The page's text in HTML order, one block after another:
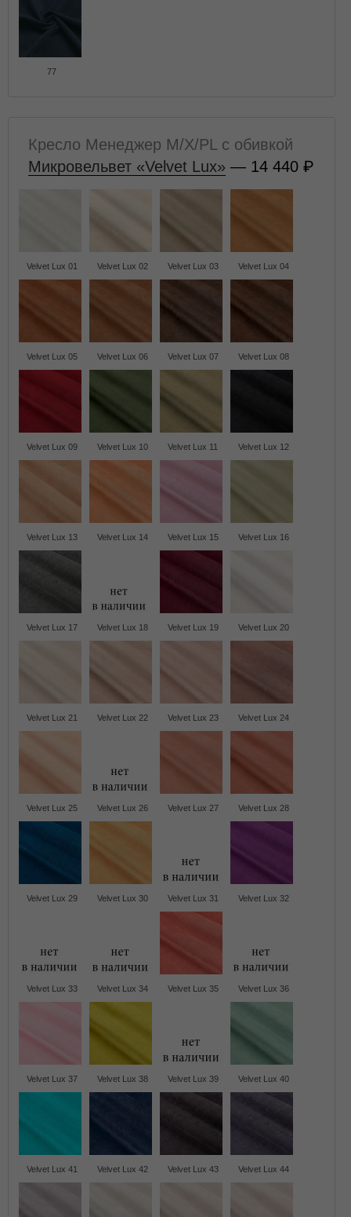
77
Кресло Менеджер M/X/PL с обивкой
Микровельвет «Velvet Lux» — 14 440
Velvet Lux 01 Velvet Lux 02 Velvet Lux 03 Velvet Lux 04
Velvet Lux 05 Velvet Lux 06 Velvet Lux 07 Velvet Lux 08
Velvet Lux 09 Velvet Lux 10 Velvet Lux 11 Velvet Lux 12
Velvet Lux 13 Velvet Lux 14 Velvet Lux 15 Velvet Lux 16
Velvet Lux 17 Velvet Lux 18 Velvet Lux 19 Velvet Lux 20
Velvet Lux 21 Velvet Lux 22 Velvet Lux 23 Velvet Lux 24
Velvet Lux 25 Velvet Lux 26 Velvet Lux 27 Velvet Lux 28
Velvet Lux 29 Velvet Lux 30 Velvet Lux 31 Velvet Lux 32
Velvet Lux 33 Velvet Lux 34 Velvet Lux 35 Velvet Lux 36
Velvet Lux 37 Velvet Lux 38 Velvet Lux 39 Velvet Lux 40
Velvet Lux 41 Velvet Lux 42 Velvet Lux 43 Velvet Lux 44